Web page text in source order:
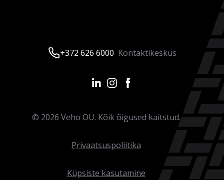
+372 626 6000 Kontaktikeskus
© 2026 Veho OÜ. Kõik õigused kaitstud.
Privaatsuspoliitika
Küpsiste kasutamine